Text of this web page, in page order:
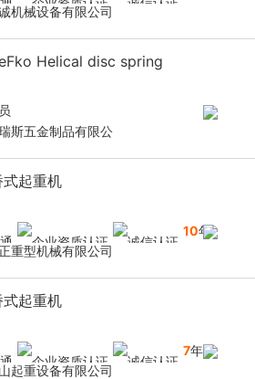
机械设备有限公司
Helical disc spring
斯五金制品有限公
式起重机
10年
重型机械有限公司
式起重机
7年
起重设备有限公司